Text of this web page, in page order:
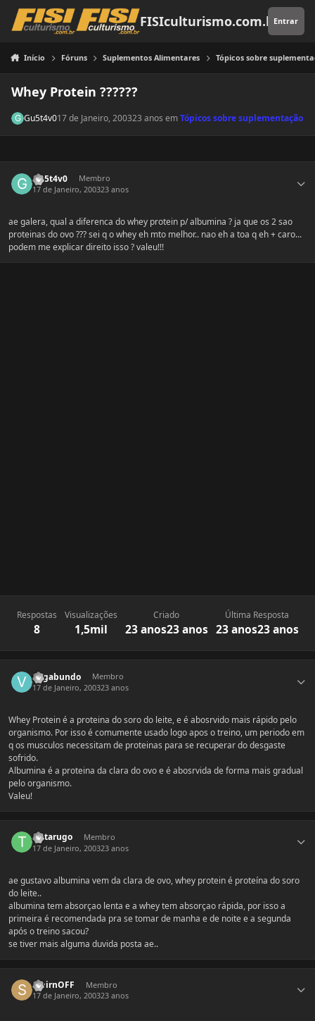
Pular para o conteúdo
FISIculturismo.com.brEntrar
Início Fóruns Suplementos Alimentares Tópicos sobre
Whey Protein ??????
Gu5t4v017 de Janeiro, 200323 anos emTópicos sobre suplementação
Gu5t4v0
Membro
17 de Janeiro, 200323 anos
ae galera, qual a diferenca do whey protein p/ albumina ? ja que os 2 sao
proteinas do ovo ??? sei q o whey eh mto melhor.. nao eh a toa q eh + caro...
podem me explicar direito isso ? valeu!!!
Respostas
8
Visualizações
1,5mil
Criado
23 anos23 anos
Última Resposta
23 anos23 anos
Vagabundo
Membro
17 de Janeiro, 200323 anos
Whey Protein é a proteina do soro do leite, e é abosrvido mais rápido pelo
organismo. Por isso é comumente usado logo apos o treino, um periodo em
q os musculos necessitam de proteinas para se recuperar do desgaste
sofrido.
Albumina é a proteina da clara do ovo e é abosrvida de forma mais gradual
pelo organismo.
Valeu!
tartarugo
Membro
17 de Janeiro, 200323 anos
ae gustavo albumina vem da clara de ovo, whey protein é proteína do soro
do leite..
albumina tem absorçao lenta e a whey tem absorçao rápida, por isso a
primeira é recomendada pra se tomar de manha e de noite e a segunda
após o treino sacou?
se tiver mais alguma duvida posta ae..
SmirnOFF
Membro
17 de Janeiro, 200323 anos